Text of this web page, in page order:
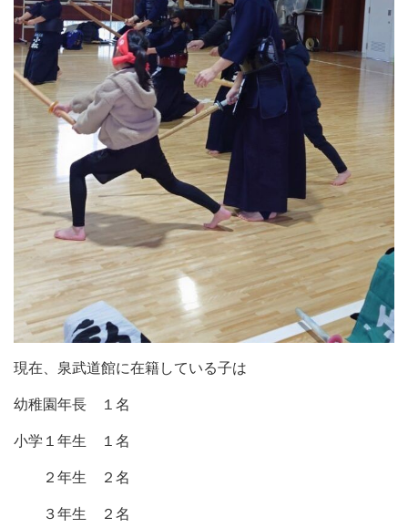
現在、泉武道館に在籍している子は
幼稚園年長 １名
小学１年生 １名
２年生 ２名
３年生 ２名